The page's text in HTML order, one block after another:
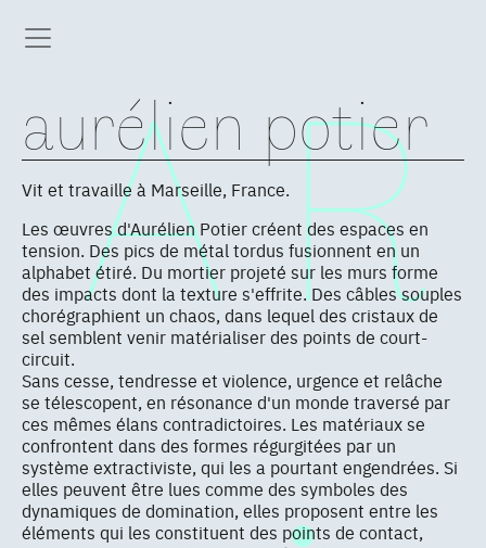
aurélien potier
Vit et travaille à Marseille, France.
Les œuvres d'Aurélien Potier créent des espaces en
tension. Des pics de métal tordus fusionnent en un
alphabet étiré. Du mortier projeté sur les murs forme
des impacts dont la texture s'effrite. Des câbles souples
chorégraphient un chaos, dans lequel des cristaux de
sel semblent venir matérialiser des points de court-
circuit.
Sans cesse, tendresse et violence, urgence et relâche
se télescopent, en résonance d'un monde traversé par
ces mêmes élans contradictoires. Les matériaux se
confrontent dans des formes régurgitées par un
système extractiviste, qui les a pourtant engendrées. Si
elles peuvent être lues comme des symboles des
dynamiques de domination, elles proposent entre les
éléments qui les constituent des points de contact,